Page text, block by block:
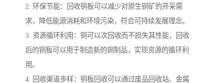
2. 环保节能：回收铜板可以减少对原生铜矿的开采需
求，降低能源消耗和环境污染，符合可持续发展理念。
3. 资源循环利用：铜可以次回收而不损失其性能，回收
后的铜板可以用于制造新的铜制品，实现资源的循环利
用。
4. 回收渠道多样：铜板回收可以通过废品回收站、金属